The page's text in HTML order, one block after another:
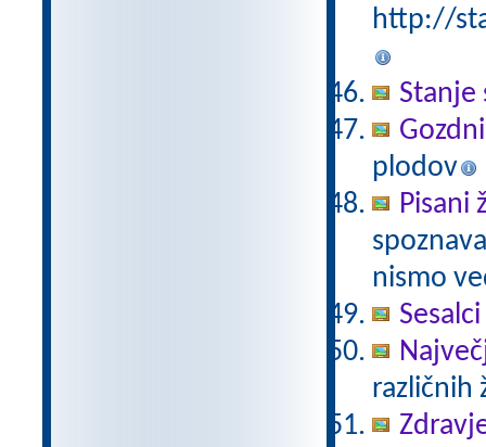
http://
Stanje
plodov
Pisani
nismo
Sesalci
različnih